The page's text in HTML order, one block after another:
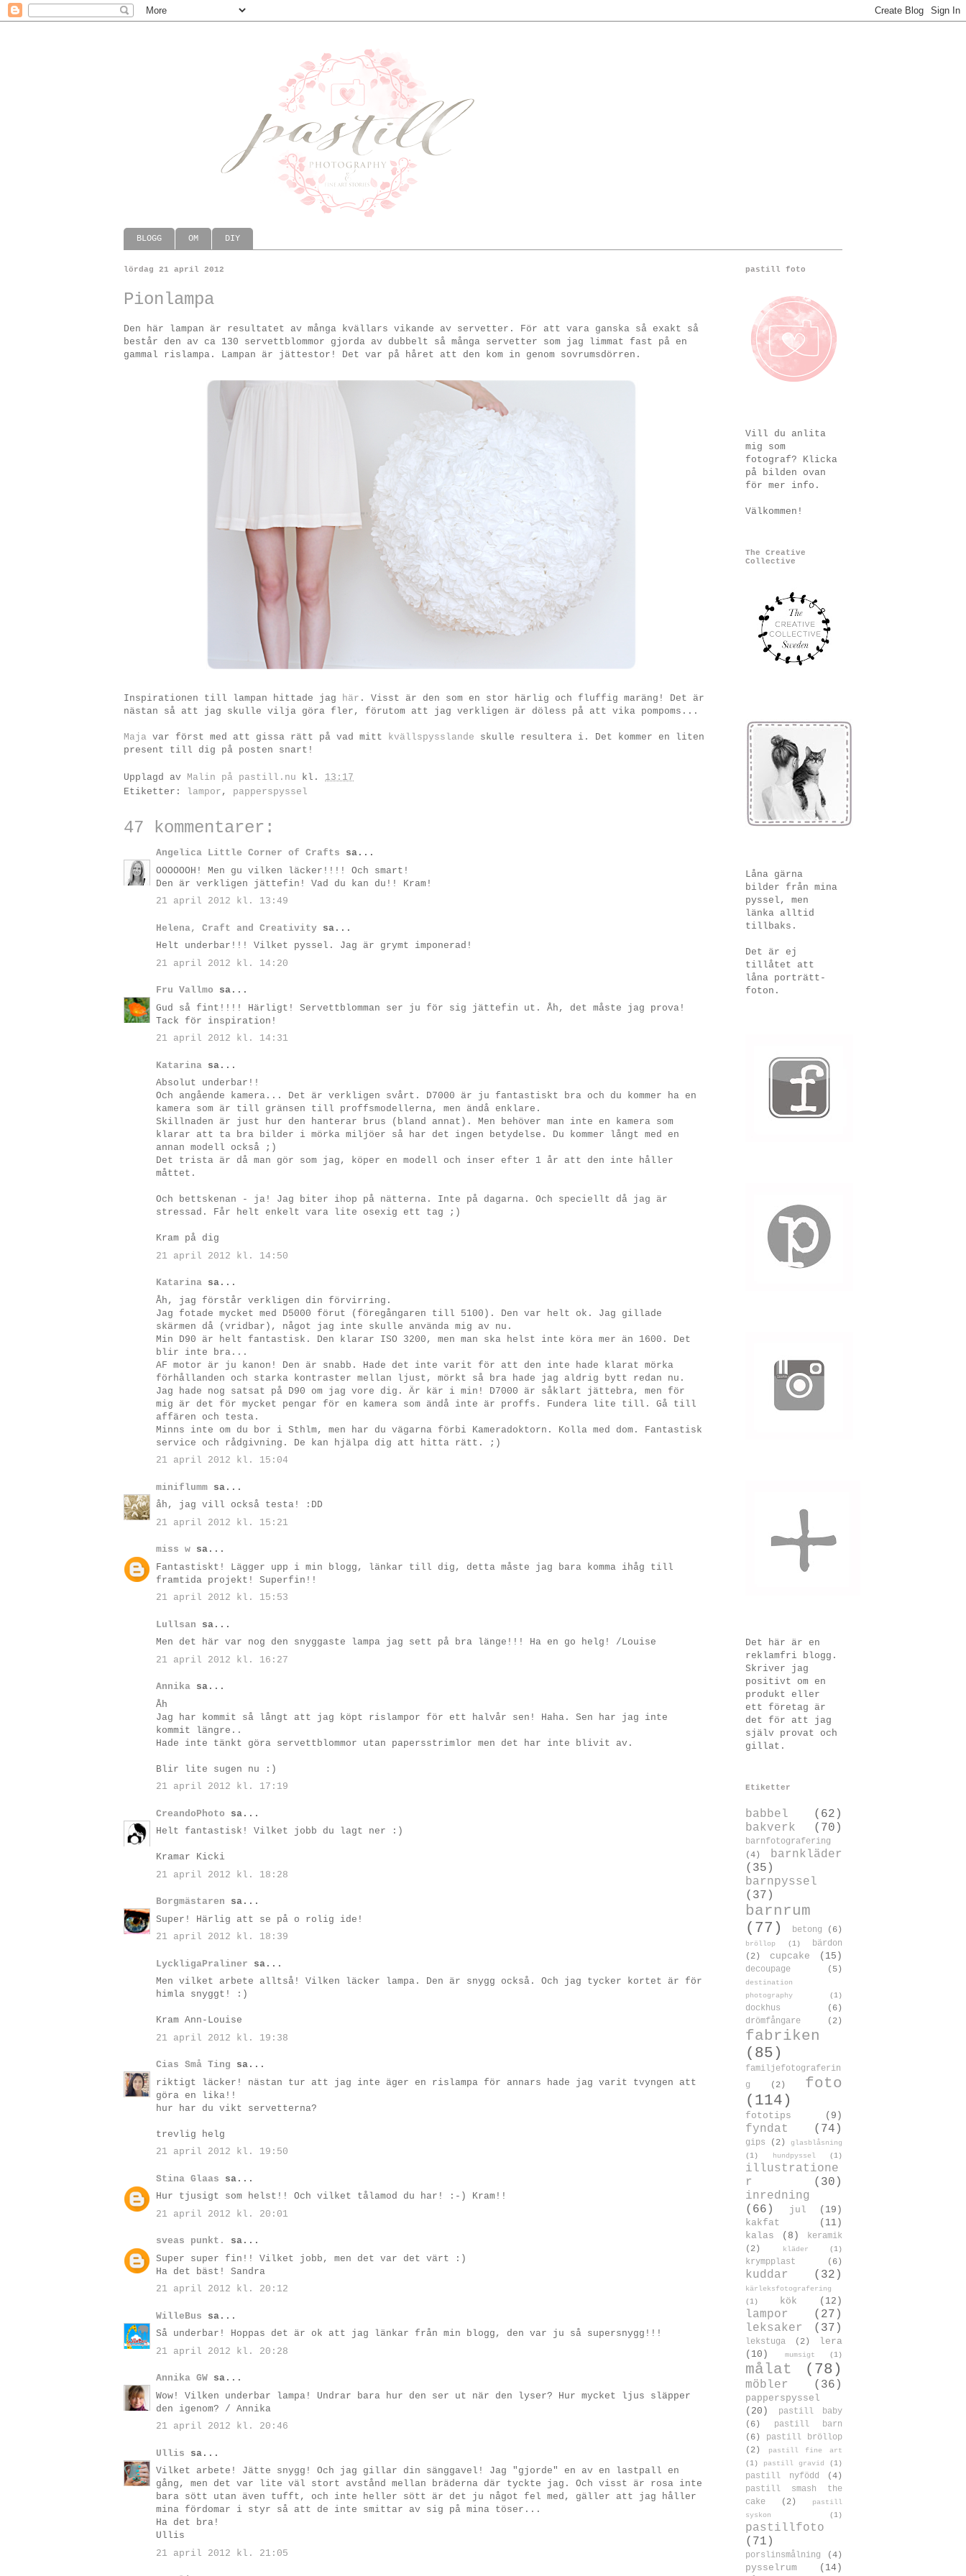
BLOGG OM DIY
lördag 21 april 2012
Pionlampa
Den här lampan är resultatet av många kvällars vikande av servetter. För att vara ganska så exakt så
består den av ca 130 servettblommor gjorda av dubbelt så många servetter som jag limmat fast på en
gammal rislampa. Lampan är jättestor! Det var på håret att den kom in genom sovrumsdörren.
Inspirationen till lampan hittade jag här . Visst är den som en stor härlig och fluffig maräng! Det är
nästan så att jag skulle vilja göra fler, förutom att jag verkligen är döless på att vika pompoms...
Maja var först med att gissa rätt på vad mitt kvällspysslande skulle resultera i. Det kommer en liten
present till dig på posten snart!
Upplagd av Malin på pastill.nu kl. 13:17
Etiketter:
lampor , papperspyssel
47 kommentarer:
Angelica Little Corner of Crafts sa...
OOOOOOH! Men gu vilken läcker!!!! Och smart!
Den är verkligen jättefin! Vad du kan du!! Kram!
21 april 2012 kl. 13:49
Helena, Craft and Creativity sa...
Helt underbar!!! Vilket pyssel. Jag är grymt imponerad!
21 april 2012 kl. 14:20
Fru Vallmo sa...
Gud så fint!!!! Härligt! Servettblomman ser ju för sig jättefin ut. Åh, det måste jag prova!
Tack för inspiration!
21 april 2012 kl. 14:31
Katarina sa...
Absolut underbar!!
Och angående kamera... Det är verkligen svårt. D7000 är ju fantastiskt bra och du kommer ha en
kamera som är till gränsen till proffsmodellerna, men ändå enklare.
Skillnaden är just hur den hanterar brus (bland annat). Men behöver man inte en kamera som
klarar att ta bra bilder i mörka miljöer så har det ingen betydelse. Du kommer långt med en
annan modell också ;)
Det trista är då man gör som jag, köper en modell och inser efter 1 år att den inte håller
måttet.
Och bettskenan - ja! Jag biter ihop på nätterna. Inte på dagarna. Och speciellt då jag är
stressad. Får helt enkelt vara lite osexig ett tag ;)
Kram på dig
21 april 2012 kl. 14:50
Katarina sa...
Åh, jag förstår verkligen din förvirring.
Jag fotade mycket med D5000 förut (föregångaren till 5100). Den var helt ok. Jag gillade
skärmen då (vridbar), något jag inte skulle använda mig av nu.
Min D90 är helt fantastisk. Den klarar ISO 3200, men man ska helst inte köra mer än 1600. Det
blir inte bra...
AF motor är ju kanon! Den är snabb. Hade det inte varit för att den inte hade klarat mörka
förhållanden och starka kontraster mellan ljust, mörkt så bra hade jag aldrig bytt redan nu.
Jag hade nog satsat på D90 om jag vore dig. Är kär i min! D7000 är såklart jättebra, men för
mig är det för mycket pengar för en kamera som ändå inte är proffs. Fundera lite till. Gå till
affären och testa.
Minns inte om du bor i Sthlm, men har du vägarna förbi Kameradoktorn. Kolla med dom. Fantastisk
service och rådgivning. De kan hjälpa dig att hitta rätt. ;)
21 april 2012 kl. 15:04
miniflumm sa...
åh, jag vill också testa! :DD
21 april 2012 kl. 15:21
miss w sa...
Fantastiskt! Lägger upp i min blogg, länkar till dig, detta måste jag bara komma ihåg till
framtida projekt! Superfin!!
21 april 2012 kl. 15:53
Lullsan sa...
Men det här var nog den snyggaste lampa jag sett på bra länge!!! Ha en go helg! /Louise
21 april 2012 kl. 16:27
Annika sa...
Åh
Jag har kommit så långt att jag köpt rislampor för ett halvår sen! Haha. Sen har jag inte
kommit längre..
Hade inte tänkt göra servettblommor utan papersstrimlor men det har inte blivit av.
Blir lite sugen nu :)
21 april 2012 kl. 17:19
CreandoPhoto sa...
Helt fantastisk! Vilket jobb du lagt ner :)
Kramar Kicki
21 april 2012 kl. 18:28
Borgmästaren sa...
Super! Härlig att se på o rolig ide!
21 april 2012 kl. 18:39
LyckligaPraliner sa...
Men vilket arbete alltså! Vilken läcker lampa. Den är snygg också. Och jag tycker kortet är för
himla snyggt! :)
Kram Ann-Louise
21 april 2012 kl. 19:38
Cias Små Ting sa...
riktigt läcker! nästan tur att jag inte äger en rislampa för annars hade jag varit tvyngen att
göra en lika!!
hur har du vikt servetterna?
trevlig helg
21 april 2012 kl. 19:50
Stina Glaas sa...
Hur tjusigt som helst!! Och vilket tålamod du har! :-) Kram!!
21 april 2012 kl. 20:01
sveas punkt.
sa...
Super super fin!! Vilket jobb, men det var det värt :)
Ha det bäst! Sandra
21 april 2012 kl. 20:12
WilleBus sa...
Så underbar! Hoppas det är ok att jag länkar från min blogg, den var ju så supersnygg!!!
21 april 2012 kl. 20:28
Annika GW sa...
Wow! Vilken underbar lampa! Undrar bara hur den ser ut när den lyser? Hur mycket ljus släpper
den igenom? / Annika
21 april 2012 kl. 20:46
Ullis sa...
Vilket arbete! Jätte snygg! Och jag gillar din sänggavel! Jag "gjorde" en av en lastpall en
gång, men det var lite väl stort avstånd mellan bräderna där tyckte jag. Och visst är rosa inte
bara sött utan även tufft, och inte heller sött är det ju något fel med, gäller att jag håller
mina fördomar i styr så att de inte smittar av sig på mina töser...
Ha det bra!
Ullis
21 april 2012 kl. 21:05
pastill foto
Vill du anlita
mig som
fotograf? Klicka
på bilden ovan
för mer info.
Välkommen!
The Creative
Collective
Låna gärna
bilder från mina
pyssel, men
länka alltid
tillbaks.
Det är ej
tillåtet att
låna porträtt-
foton.
Det här är en
reklamfri blogg.
Skriver jag
positivt om en
produkt eller
ett företag är
det för att jag
själv provat och
gillat.
Etiketter
babbel
(62)
bakverk
(70)
barnfotografering
(4)
barnkläder
(35)
barnpyssel
(37)
barnrum
(77)
betong (6)
bröllop (1)
bärdon
(2)
cupcake (15)
decoupage (5)
destination
photography
(1)
dockhus
(6)
drömfångare
(2)
fabriken
(85)
familjefotograferin
g
(2)
foto
(114)
fototips (9)
fyndat (74)
gips (2)
glasblåsning
(1)
hundpyssel (1)
illustratione
r
(30)
inredning
(66)
jul
(19)
kakfat
(11)
kalas
(8)
keramik
(2)
kläder (1)
krympplast (6)
kuddar (32)
kärleksfotografering
(1)
kök (12)
lampor
(27)
leksaker
(37)
lekstuga (2)
lera
(10)
mumsigt (1)
målat (78)
möbler (36)
papperspyssel
(20)
pastill baby
(6)
pastill barn
(6)
pastill bröllop
(2)
pastill fine art
(1)
pastill gravid (1)
pastill nyfödd
(4)
pastill smash the
cake
(2)
pastill
syskon
(1)
pastillfoto
(71)
porslinsmålning (4)
pysselrum
(14)